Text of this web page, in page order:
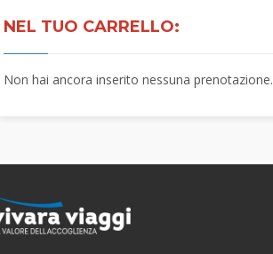
NEL TUO CARRELLO:
Non hai ancora inserito nessuna prenotazione.